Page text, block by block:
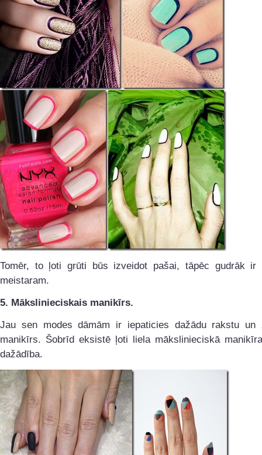
Tomēr, to ļoti grūti būs izveidot pašai, tāpēc gudrāk ir
meistaram.
5. Mākslinieciskais manikīrs.
Jau sen modes dāmām ir iepaticies dažādu rakstu un
manikīrs. Šobrīd eksistē ļoti liela mākslinieciskā
dažādība.